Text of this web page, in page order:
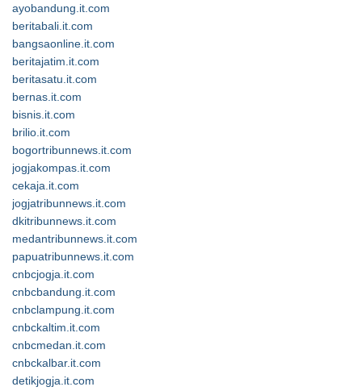
ayobandung.it.com
beritabali.it.com
bangsaonline.it.com
beritajatim.it.com
beritasatu.it.com
bernas.it.com
bisnis.it.com
brilio.it.com
bogortribunnews.it.com
jogjakompas.it.com
cekaja.it.com
jogjatribunnews.it.com
dkitribunnews.it.com
medantribunnews.it.com
papuatribunnews.it.com
cnbcjogja.it.com
cnbcbandung.it.com
cnbclampung.it.com
cnbckaltim.it.com
cnbcmedan.it.com
cnbckalbar.it.com
detikjogja.it.com